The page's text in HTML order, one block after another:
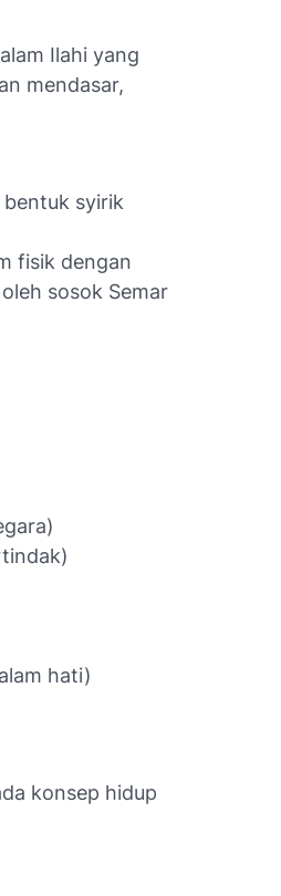
Ilahi yang
mendasar,
bentuk syirik
fisik dengan
sosok Semar
hati)
konsep hidup